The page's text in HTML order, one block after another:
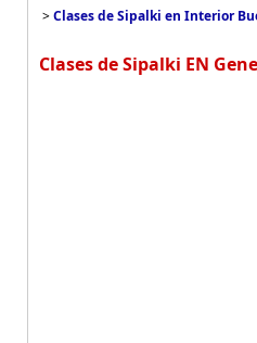
>Clases de Sipalki en Interior
Clases de Sipalki EN